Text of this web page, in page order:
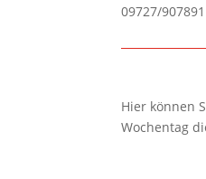
09727/907891
Hier können
Wochentag